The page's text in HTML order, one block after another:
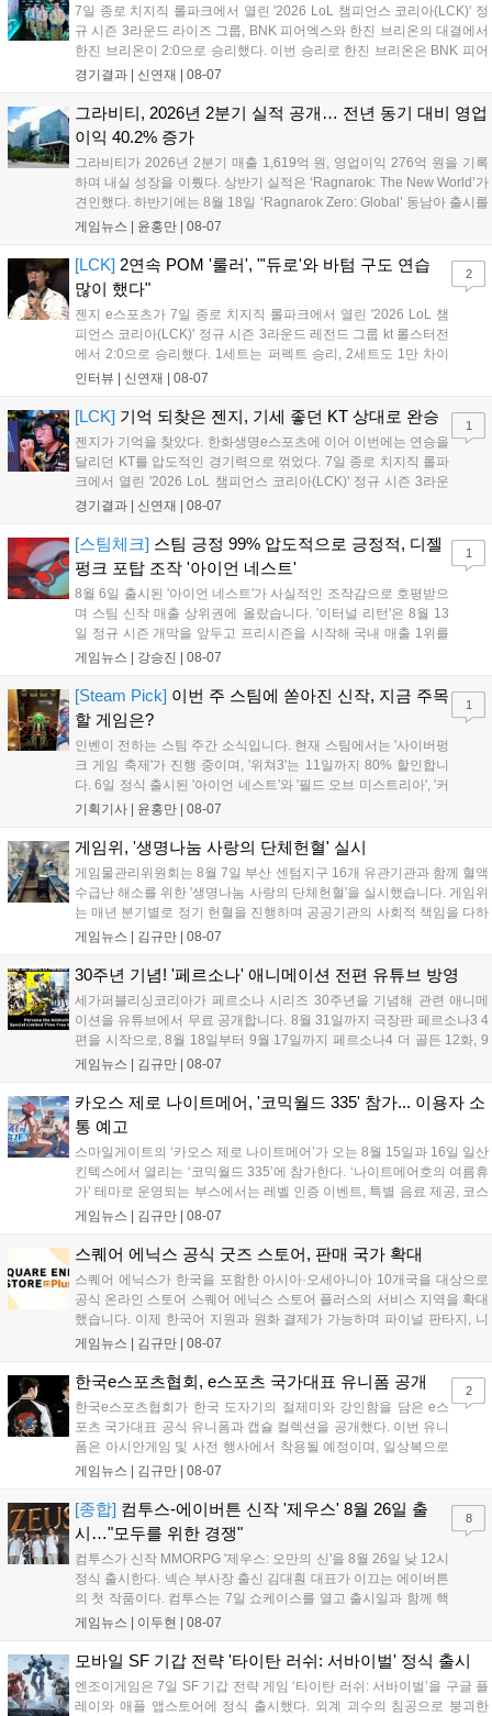
7일 종로 치지직 롤파크에서 열린 '2026 LoL 챔피언스 코리아(LCK)' 정
규 시즌 3라운드 라이즈 그룹, BNK 피어엑스와 한진 브리온의 대결에서
한진 브리온이 2:0으로 승리했다. 이번 승리로 한진 브리온은 BNK 피어
엑스를 제치고 라이즈 그룹 1위로 올라섰다. 1세트, 한진 브리온이 '로머'
경기결과 | 신연재 | 08-07
그라비티, 2026년 2분기 실적 공개… 전년 동기 대비 영업
이익 40.2% 증가
그라비티가 2026년 2분기 매출 1,619억 원, 영업이익 276억 원을 기록
하며 내실 성장을 이뤘다. 상반기 실적은 ‘Ragnarok: The New World’가
견인했다. 하반기에는 8월 18일 ‘Ragnarok Zero: Global’ 동남아 출시를
시작으로 9월 3일 ‘달려라 헤베레케 EX’, 9월 22일 ‘갈바테인’ 등 다양한
이’ 출시가 예정돼 있으며, 2027년에는 ‘Ragnarok 3’ 등 대작을 글로벌
출시할 계획이다. 그라비티는 조인트벤처 설립과 라그나로크 에코 시스
템 구축을 통해 신성장 동력을 확보할 방침이다....
게임뉴스 | 윤홍만 | 08-07
[LCK] 2연속 POM '룰러', "'듀로'와 바텀 구도 연습
많이 했다"
젠지 e스포츠가 7일 종로 치지직 롤파크에서 열린 '2026 LoL 챔
피언스 코리아(LCK)' 정규 시즌 3라운드 레전드 그룹 kt 롤스터전
에서 2:0으로 승리했다. 1세트는 퍼펙트 승리, 2세트도 1만 차이
를 벌리며 25분 만에 승리하면서 말 그대로 압도적인 경기력을 선
하며 POM에 선정됐...
인터뷰 | 신연재 | 08-07
2
[LCK] 기억 되찾은 젠지, 기세 좋던 KT 상대로 완승
젠지가 기억을 찾았다. 한화생명e스포츠에 이어 이번에는 연승을
달리던 KT를 압도적인 경기력으로 꺾었다. 7일 종로 치지직 롤파
크에서 열린 '2026 LoL 챔피언스 코리아(LCK)' 정규 시즌 3라운
드 레전드 그룹, kt 롤스터와 젠지 e스포츠의 대결에서 젠지가 압
기억을 되찾기라도 한 듯 1,...
경기결과 | 신연재 | 08-07
1
[스팀체크] 스팀 긍정 99% 압도적으로 긍정적, 디젤
펑크 포탑 조작 '아이언 네스트'
8월 6일 출시된 '아이언 네스트'가 사실적인 조작감으로 호평받으
며 스팀 신작 매출 상위권에 올랐습니다. '이터널 리턴'은 8월 13
일 정규 시즌 개막을 앞두고 프리시즌을 시작해 국내 매출 1위를
기록했습니다. 25주년을 맞은 '고스트 리콘' 시리즈는 8월 6일 쇼
'마블 투혼: 파이팅 소울즈'와 레트로 수리 시뮬레이션 '리스토
리'도 스팀에 정식 출시되었습니다....
게임뉴스 | 강승진 | 08-07
1
[Steam Pick] 이번 주 스팀에 쏟아진 신작, 지금 주목
할 게임은?
인벤이 전하는 스팀 주간 소식입니다. 현재 스팀에서는 '사이버펑
크 게임 축제'가 진행 중이며, '위쳐3'는 11일까지 80% 할인합니
다. 6일 정식 출시된 '아이언 네스트'와 '필드 오브 미스트리아', '커
세어 코브'가 호평받고 있습니다. 한편, 7일 출시된 '마블 투혼'은
다. 유비소프트의 '고스트리콘: 와일드랜드'는 7년 만의 대규모 업
기획기사 | 윤홍만 | 08-07
1
게임위, '생명나눔 사랑의 단체헌혈' 실시
게임물관리위원회는 8월 7일 부산 센텀지구 16개 유관기관과 함께 혈액
수급난 해소를 위한 '생명나눔 사랑의 단체헌혈'을 실시했습니다. 게임위
는 매년 분기별로 정기 헌혈을 진행하며 공공기관의 사회적 책임을 다하
고 있으며, 이번 행사에는 영화진흥위원회 등 14개 기관 임직원이 동참
따뜻한 실천에 참여한 모든 임직원에게 감사의 뜻을 전하며 헌혈 문화
게임뉴스 | 김규만 | 08-07
30주년 기념! '페르소나' 애니메이션 전편 유튜브 방영
세가퍼블리싱코리아가 페르소나 시리즈 30주년을 기념해 관련 애니메
이션을 유튜브에서 무료 공개합니다. 8월 31일까지 극장판 페르소나3 4
편을 시작으로, 8월 18일부터 9월 17일까지 페르소나4 더 골든 12화, 9
월 15일부터 10월 14일까지 페르소나5 시리즈가 순차 공개됩니다. 또한
영상 및 대형 전광판에 소개될 예정입니다....
게임뉴스 | 김규만 | 08-07
카오스 제로 나이트메어, '코믹월드 335' 참가... 이용자 소
통 예고
스마일게이트의 ‘카오스 제로 나이트메어’가 오는 8월 15일과 16일 일산
킨텍스에서 열리는 ‘코믹월드 335’에 참가한다. ‘나이트메어호의 여름휴
가’ 테마로 운영되는 부스에서는 레벨 인증 이벤트, 특별 음료 제공, 코스
프레 모델 포토존 등 다채로운 행사가 진행된다. 유명 코스어 7인이 캐릭
세한 정보는 공식 커뮤니티에서 확인 가능하다....
게임뉴스 | 김규만 | 08-07
스퀘어 에닉스 공식 굿즈 스토어, 판매 국가 확대
스퀘어 에닉스가 한국을 포함한 아시아·오세아니아 10개국을 대상으로
공식 온라인 스토어 스퀘어 에닉스 스토어 플러스의 서비스 지역을 확대
했습니다. 이제 한국어 지원과 원화 결제가 가능하며 파이널 판타지, 니
어 등 주요 게임의 피규어, 굿즈를 구매할 수 있습니다. 신상품이 순차적
용 가능합니다....
게임뉴스 | 김규만 | 08-07
한국e스포츠협회, e스포츠 국가대표 유니폼 공개
한국e스포츠협회가 한국 도자기의 절제미와 강인함을 담은 e스
포츠 국가대표 공식 유니폼과 캡슐 컬렉션을 공개했다. 이번 유니
폼은 아시안게임 및 사전 행사에서 착용될 예정이며, 일상복으로
구성된 컬렉션은 오는 8월 28일부터 골스튜디오 공식 홈페이지
서는 대회 규정에 따라 별도의 유니폼을 착용할 계획이다....
게임뉴스 | 김규만 | 08-07
2
[종합] 컴투스-에이버튼 신작 '제우스' 8월 26일 출
시…"모두를 위한 경쟁"
컴투스가 신작 MMORPG '제우스: 오만의 신'을 8월 26일 낮 12시
정식 출시한다. 넥슨 부사장 출신 김대훤 대표가 이끄는 에이버튼
의 첫 작품이다. 컴투스는 7일 쇼케이스를 열고 출시일과 함께 핵
심 콘텐츠, 유료화 정책, 운영 방향을 공개했다. 캐릭터명 선점은
의 오만으로 균열이...
게임뉴스 | 이두현 | 08-07
8
모바일 SF 기갑 전략 '타이탄 러쉬: 서바이벌' 정식 출시
엔조이게임은 7일 SF 기갑 전략 게임 ‘타이탄 러쉬: 서바이벌’을 구글 플
레이와 애플 앱스토어에 정식 출시했다. 외계 괴수의 침공으로 붕괴한